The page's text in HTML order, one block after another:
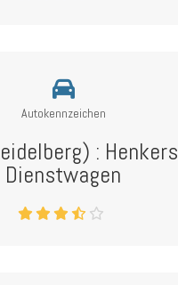
Autokennzeichen
: Henkers
Dienstwagen